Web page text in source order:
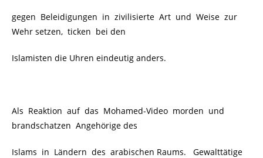
gegen Beleidigungen in zivilisierte Art und Weise zur
Wehr setzen, ticken bei den
Islamisten die Uhren eindeutig anders.
Als Reaktion auf das Mohamed-Video morden und
brandschatzen Angehörige des
Islams in Ländern des arabischen Raums. Gewalttätige